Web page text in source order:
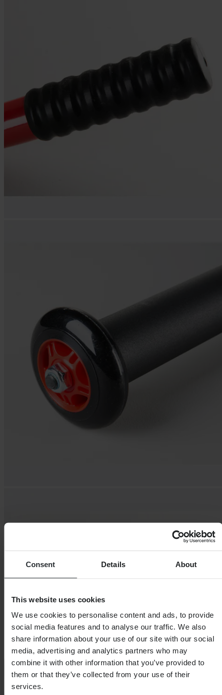
Consent Details About
This website uses cookies
We use cookies to personalise content and ads, to provide
social media features and to analyse our traffic. We also
share information about your use of our site with our social
media, advertising and analytics partners who may
combine it with other information that you’ve provided to
them or that they’ve collected from your use of their
services.